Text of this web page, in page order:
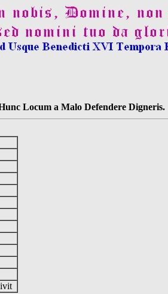
Locum a Malo Defendere Digneris.